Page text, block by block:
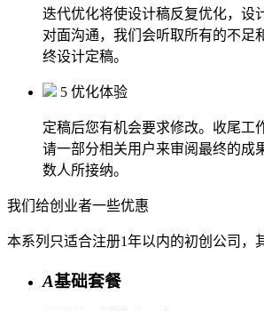
迭代优化将使设计稿反复优化，设
对面沟通，我们会听取所有的不足
终设计定稿。
5 优化体验
定稿后您有机会要求修改。收尾工
请一部分相关用户来审阅最终的成
数人所接纳。
我们给创业者一些优惠
本系列只适合注册1年以内的初创公司，
A基础套餐